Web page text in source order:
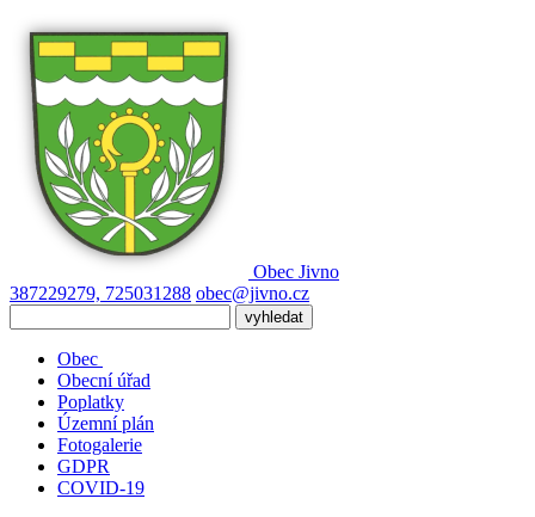
Obec Jivno
387229279, 725031288 obec@jivno.cz
Obec
Obecní úřad
Poplatky
Územní plán
Fotogalerie
GDPR
COVID-19